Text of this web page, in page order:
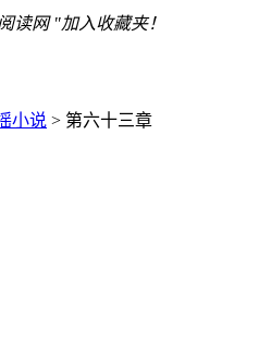
读网 "加入收藏夹！
小说 > 第六十三章